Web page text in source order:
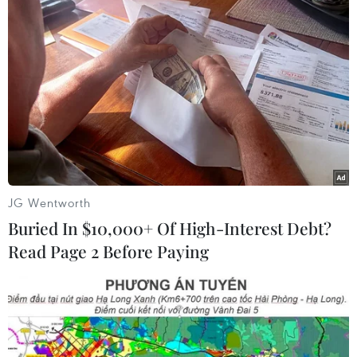
Một góc trưng bày các tác phẩm hội họa thuộc bộ sưu tập của
Gallery 39. (Ảnh: Minh Thu/Vietnam+)
Chương II gồm các bài viết về lứa họa sỹ tiếp nối
JG Wentworth
Buried In $10,000+ Of High-Interest Debt?
Read Page 2 Before Paying